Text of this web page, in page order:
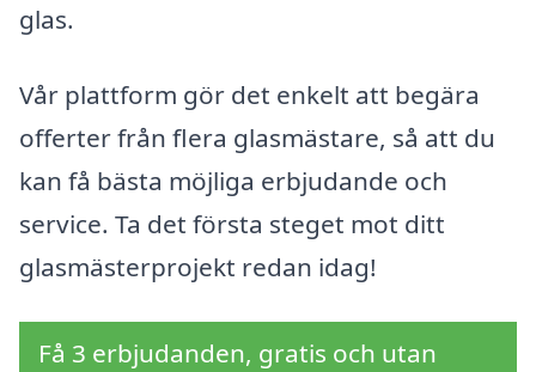
glas.
Vår plattform gör det enkelt att begära
offerter från flera glasmästare, så att du
kan få bästa möjliga erbjudande och
service. Ta det första steget mot ditt
glasmästerprojekt redan idag!
Få 3 erbjudanden, gratis och utan